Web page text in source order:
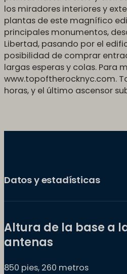
los miradores interiores y
plantas de este magnífico
principales monumentos,
Libertad, pasando por el
posibilidad de comprar
largas esperas y colas. Para
www.topoftherocknyc.com.
horas, y el último ascensor
Datos y estadísticas
Altura de la base a
antenas
850 pies, 260 metros